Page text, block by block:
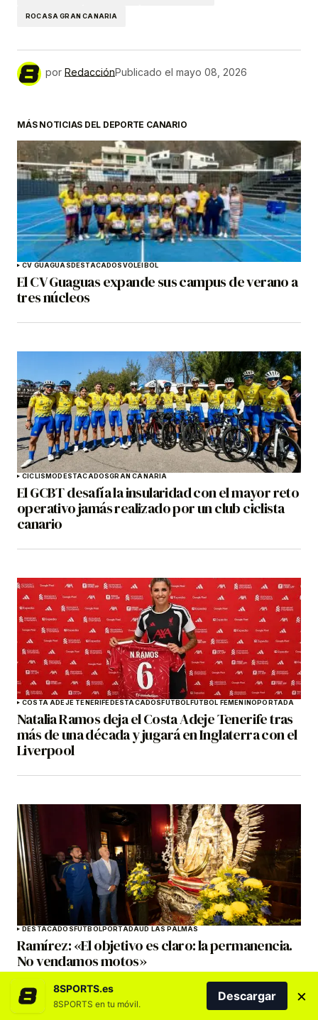
ROCASA GRAN CANARIA
por RedacciónPublicado el mayo 08, 2026
MÁS NOTICIAS DEL DEPORTE CANARIO
CV GUAGUASDESTACADOSVOLEIBOL
El CV Guaguas expande sus campus de verano a
tres núcleos
CICLISMODESTACADOSGRAN CANARIA
El GCBT desafía la insularidad con el mayor reto
operativo jamás realizado por un club ciclista
canario
COSTA ADEJE TENERIFEDESTACADOSFÚTBOLFÚTBOL FEMENINOPORTADA
Natalia Ramos deja el Costa Adeje Tenerife tras
más de una década y jugará en Inglaterra con el
Liverpool
DESTACADOSFÚTBOLPORTADAUD LAS PALMAS
Ramírez: «El objetivo es claro: la permanencia.
No vendamos motos»
8SPORTS.es
8SPORTS en tu móvil.
Descargar ×